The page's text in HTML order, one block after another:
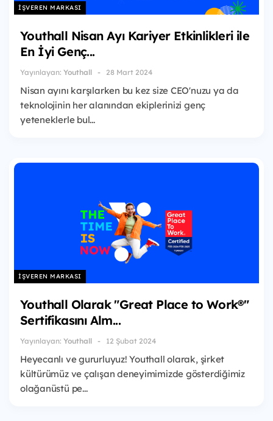
İŞVEREN MARKASI
Youthall Nisan Ayı Kariyer Etkinlikleri ile
En İyi Genç...
Yayınlayan: Youthall 28 Mart 2024
Nisan ayını karşılarken bu kez size CEO'nuzu ya da
teknolojinin her alanından ekiplerinizi genç
yeteneklerle bul...
İŞVEREN MARKASI
Youthall Olarak "Great Place to Work®"
Sertifikasını Alm...
Yayınlayan: Youthall 12 Şubat 2024
Heyecanlı ve gururluyuz! Youthall olarak, şirket
kültürümüz ve çalışan deneyimimizde gösterdiğimiz
olağanüstü pe...